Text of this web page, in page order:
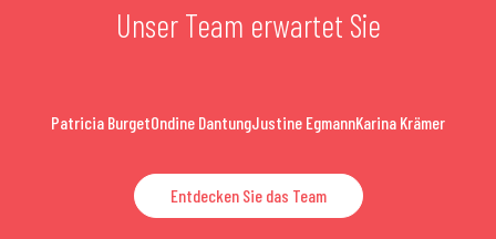
Unser Team erwartet Sie
Patricia BurgetOndine DantungJustine EgmannKarina Krämer
Entdecken Sie das Team